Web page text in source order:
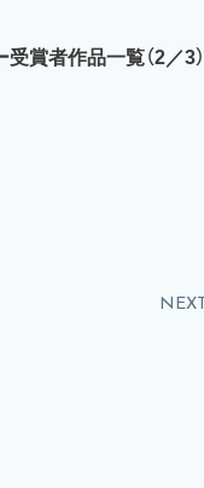
賞者作品一覧（2／3）
NEXT